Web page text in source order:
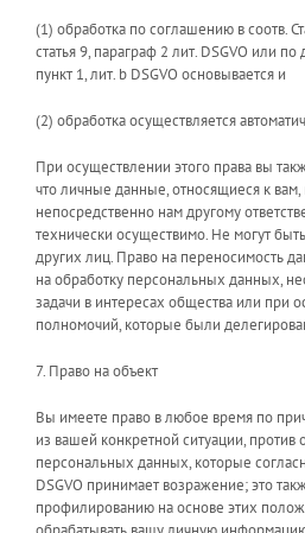
(1) обработка по соглашению в соотв.
статья 9, параграф 2 лит. DSGVO или по
пункт 1, лит. b DSGVO основывается и
(2) обработка осуществляется
При осуществлении этого права вы
что личные данные, относящиеся к
непосредственно нам другому
технически осуществимо. Не могут
других лиц. Право на переносимость
на обработку персональных данных,
задачи в интересах общества или при
полномочий, которые были
7. Право на объект
Вы имеете право в любое время по
из вашей конкретной ситуации, против
персональных данных, которые
DSGVO принимает возражение; это
профилированию на основе этих